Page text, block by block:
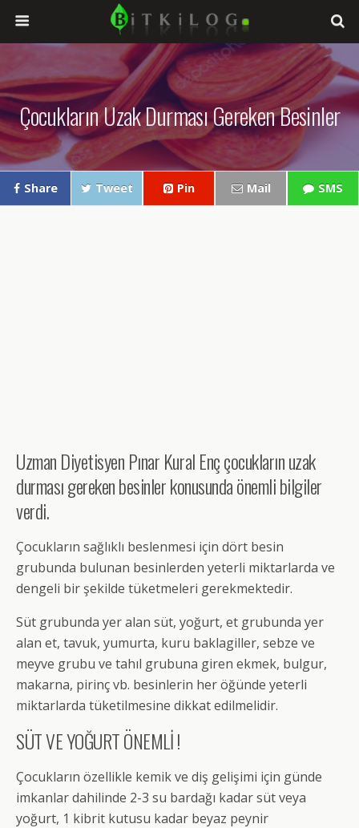
Çocukların Uzak Durması Gereken Besinler
Share Tweet Pin Mail SMS
Uzman Diyetisyen Pınar Kural Enç çocukların uzak
durması gereken besinler konusunda önemli bilgiler
verdi.
Çocukların sağlıklı beslenmesi için dört besin
grubunda bulunan besinlerden yeterli miktarlarda ve
dengeli bir şekilde tüketmeleri gerekmektedir.
Süt grubunda yer alan süt, yoğurt, et grubunda yer
alan et, tavuk, yumurta, kuru baklagiller, sebze ve
meyve grubu ve tahıl grubuna giren ekmek, bulgur,
makarna, pirinç vb. besinlerin her öğünde yeterli
miktarlarda tüketilmesine dikkat edilmelidir.
SÜT VE YOĞURT ÖNEMLİ !
Çocukların özellikle kemik ve diş gelişimi için günde
imkanlar dahilinde 2-3 su bardağı kadar süt veya
yoğurt, 1 kibrit kutusu kadar beyaz peynir